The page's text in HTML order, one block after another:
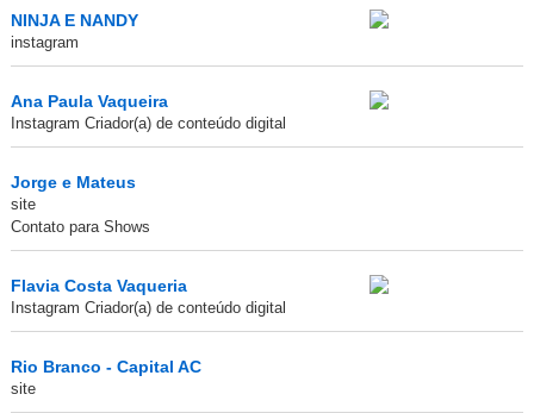
NINJA E NANDY
instagram
Ana Paula Vaqueira
Instagram Criador(a) de conteúdo digital
Jorge e Mateus
site
Contato para Shows
Flavia Costa Vaqueria
Instagram Criador(a) de conteúdo digital
Rio Branco - Capital AC
site